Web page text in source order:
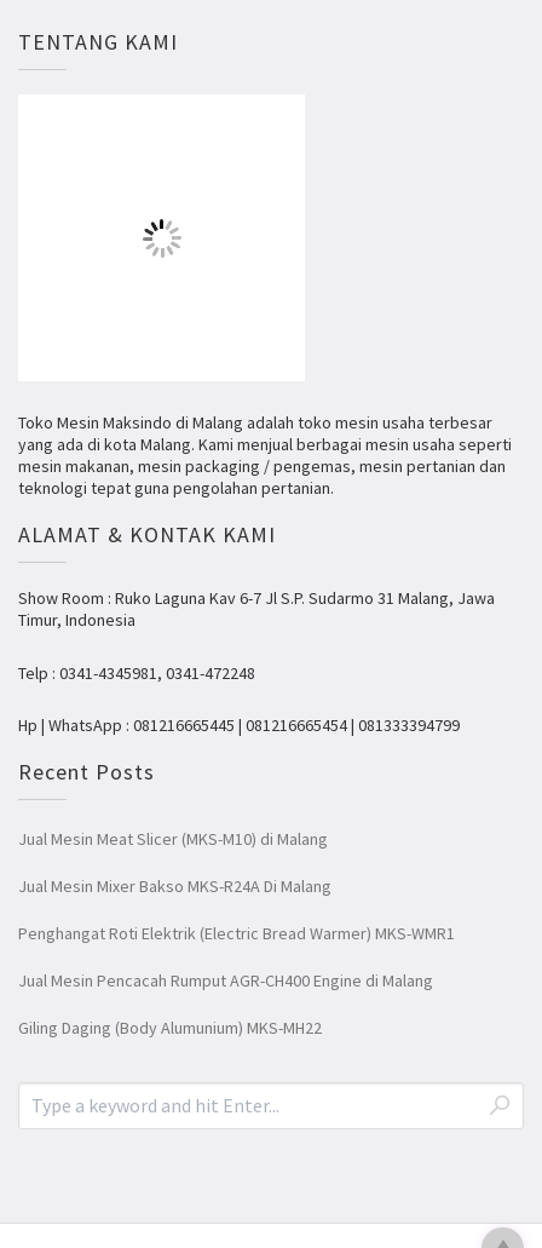
TENTANG KAMI
Toko Mesin Maksindo di Malang adalah toko mesin usaha terbesar
yang ada di kota Malang. Kami menjual berbagai mesin usaha seperti
mesin makanan, mesin packaging / pengemas, mesin pertanian dan
teknologi tepat guna pengolahan pertanian.
ALAMAT & KONTAK KAMI
Show Room : Ruko Laguna Kav 6-7 Jl S.P. Sudarmo 31 Malang, Jawa
Timur, Indonesia
Telp : 0341-4345981, 0341-472248
Hp | WhatsApp : 081216665445 | 081216665454 | 081333394799
Recent Posts
Jual Mesin Meat Slicer (MKS-M10) di Malang
Jual Mesin Mixer Bakso MKS-R24A Di Malang
Penghangat Roti Elektrik (Electric Bread Warmer) MKS-WMR1
Jual Mesin Pencacah Rumput AGR-CH400 Engine di Malang
Giling Daging (Body Alumunium) MKS-MH22